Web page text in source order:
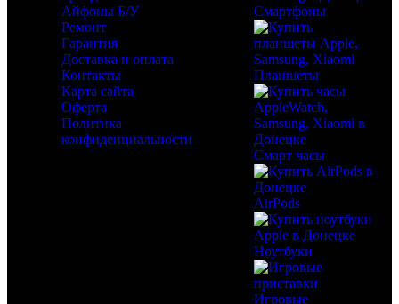
Айфоны Б/У
Ремонт
Гарантия
Доставка и оплата
Контакты
Карта сайта
Оферта
Политика
конфиденциальности
Смартфоны
Планшеты
Смарт часы
AirPods
Ноутбуки
Игровые